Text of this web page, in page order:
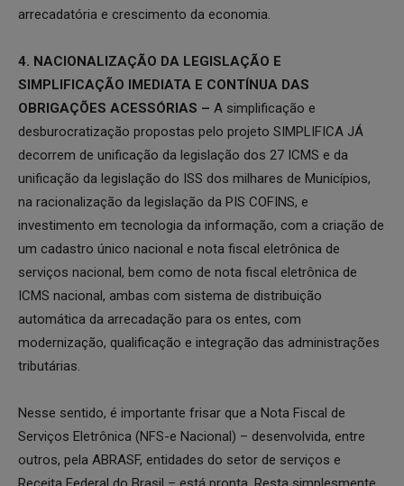
arrecadatória e crescimento da economia.
4. NACIONALIZAÇÃO DA LEGISLAÇÃO E
SIMPLIFICAÇÃO IMEDIATA E CONTÍNUA DAS
OBRIGAÇÕES ACESSÓRIAS – A simplificação e
desburocratização propostas pelo projeto SIMPLIFICA JÁ
decorrem de unificação da legislação dos 27 ICMS e da
unificação da legislação do ISS dos milhares de Municípios,
na racionalização da legislação da PIS COFINS, e
investimento em tecnologia da informação, com a criação de
um cadastro único nacional e nota fiscal eletrônica de
serviços nacional, bem como de nota fiscal eletrônica de
ICMS nacional, ambas com sistema de distribuição
automática da arrecadação para os entes, com
modernização, qualificação e integração das administrações
tributárias.
Nesse sentido, é importante frisar que a Nota Fiscal de
Serviços Eletrônica (NFS-e Nacional) – desenvolvida, entre
outros, pela ABRASF, entidades do setor de serviços e